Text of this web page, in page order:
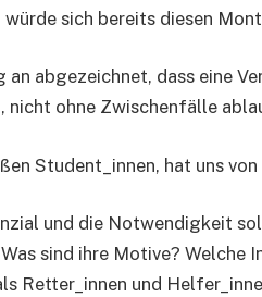
sich bereits diesen
abgezeichnet, dass eine
ohne Zwischenfälle
Student_innen, hat uns
und die Notwendigkeit
sind ihre Motive?
Retter_innen und